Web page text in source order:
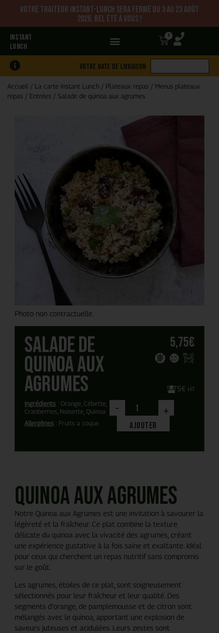
Votre traiteur Instant-Lunch sera fermé du 3 au 23 août
2026. Bel été à vous !
INSTANT
LUNCH
0
Votre date de livraison
Accueil / La carte Instant Lunch / Plateaux repas / Menus plateaux
repas / Entrées / Salade de quinoa aux agrumes
Photo non contractuelle.
Salade de
quinoa aux
agrumes
Ingrédients : Orange, Cébette,
Cranberries, Noisette, Quinoa
Allergènes : Fruits a coque
5,75€
5,75€ HT
- +
Ajouter
Quinoa aux agrumes
Notre Quinoa aux Agrumes est une invitation à savourer la
légèreté et la fraîcheur. Ce plat combine la texture
délicate du quinoa avec la vivacité des agrumes, créant
une expérience gustative à la fois saine et exaltante. Idéal
pour ceux qui cherchent un repas nutritif sans compromis
sur le goût.
Les agrumes, étoiles de ce plat, sont soigneusement
sélectionnés pour leur fraîcheur et leur qualité. Des
segments d’orange, de pamplemousse et de citron sont
mélangés avec le quinoa, apportant une explosion de
saveurs juteuses et acidulées. Leurs zestes sont